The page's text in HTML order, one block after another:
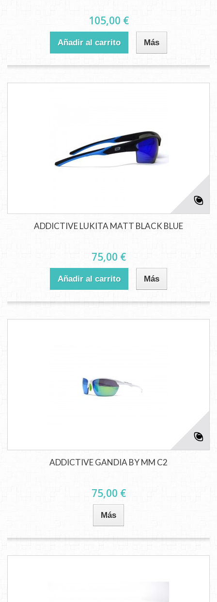
105,00 €
Añadir al carrito Más
ADDICTIVE LUKITA MATT BLACK BLUE
75,00 €
Añadir al carrito Más
ADDICTIVE GANDIA BY MM C2
75,00 €
Más